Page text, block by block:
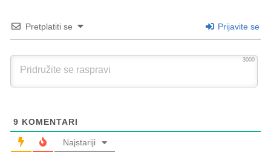
Pretplatiti se Prijavite se
3000
9 KOMENTARI
Najstariji